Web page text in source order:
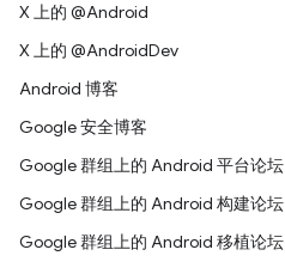
X 上的 @Android
X 上的 @AndroidDev
Android 博客
Google 安全博客
Google 群组上的 Android 平台论坛
Google 群组上的 Android 构建论坛
Google 群组上的 Android 移植论坛